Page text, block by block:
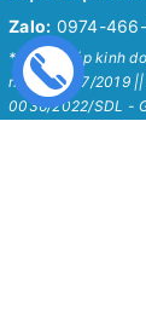
Zalo: 0974-
* Giấy phép kinh
ngày 24/07/2019 ||
0036/2022/SDL -